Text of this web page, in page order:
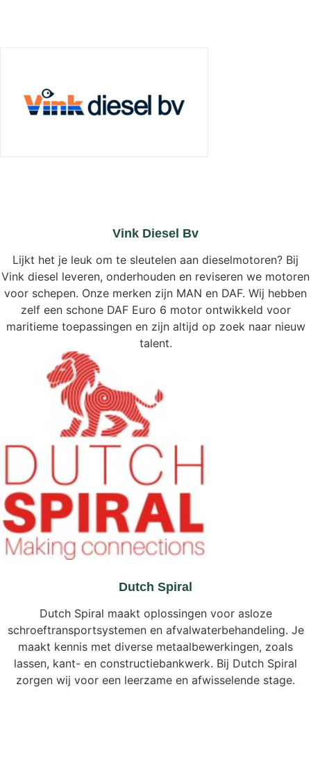
Vink Diesel Bv
Lijkt het je leuk om te sleutelen aan dieselmotoren? Bij
Vink diesel leveren, onderhouden en reviseren we motoren
voor schepen. Onze merken zijn MAN en DAF. Wij hebben
zelf een schone DAF Euro 6 motor ontwikkeld voor
maritieme toepassingen en zijn altijd op zoek naar nieuw
talent.
Dutch Spiral
Dutch Spiral maakt oplossingen voor asloze
schroeftransportsystemen en afvalwaterbehandeling. Je
maakt kennis met diverse metaalbewerkingen, zoals
lassen, kant- en constructiebankwerk. Bij Dutch Spiral
zorgen wij voor een leerzame en afwisselende stage.